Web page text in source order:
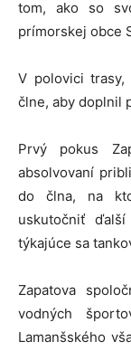
tom, ako so
prímorskej obce
V polovici
člne, aby doplnil
Prvý pokus
absolvovaní
do člna, na
uskutočniť
týkajúce sa
Zapatova
vodných
Lamanšského